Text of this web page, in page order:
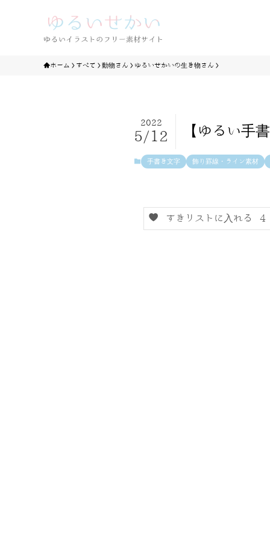
ホーム すべて 動物さん ゆるいせかいの生き物さん
【ゆるい手
2022
5/12
手書き文字 飾り罫線・ライン素材
すきリストに入れる 4